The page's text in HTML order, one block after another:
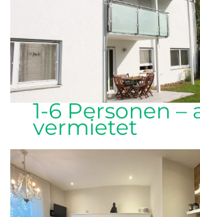
1-6 Personen –
vermietet